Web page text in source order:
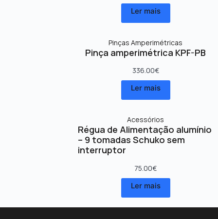
Ler mais
Pinças Amperimétricas
Pinça amperimétrica KPF-PB
336.00€
Ler mais
Acessórios
Régua de Alimentação alumínio
– 9 tomadas Schuko sem
interruptor
75.00€
Ler mais